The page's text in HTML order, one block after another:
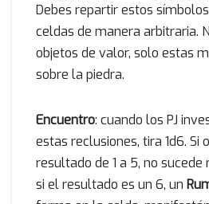
Debes repartir estos
celdas de manera arbitraria.
objetos de valor, solo estas
sobre la piedra.
Encuentro: cuando los PJ
estas reclusiones, tira 1d6. Si
resultado de 1 a 5, no sucede
si el resultado es un 6, un